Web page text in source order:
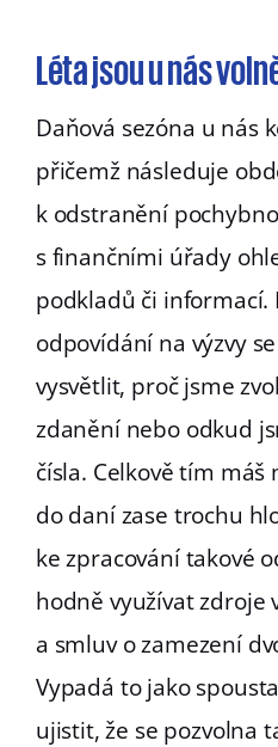
Léta jsou u nás
Daňová sezóna u nás
přičemž následuje
k odstranění
s finančními úřady
podkladů či informací.
odpovídání na výzvy
vysvětlit, proč jsme
zdanění nebo odkud
čísla. Celkově tím
do daní zase trochu
ke zpracování takové
hodně využívat zdroje
a smluv o zamezení
Vypadá to jako
ujistit, že se pozvolna